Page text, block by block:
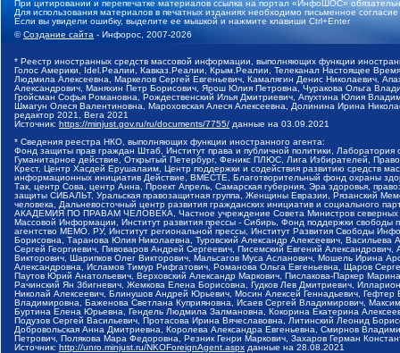
При цитировании и перепечатке материалов ссылка на портал «ИнфоШОС»
Для использования материалов в печатных изданиях необходимо письменное
Если вы увидели ошибку, выделите ее мышкой и нажмите клавиши Ctrl+Enter
©Создание сайта - Инфорос, 2007-2026
* Реестр иностранных средств массовой информации, выполняющих функции
Голос Америки, Idel.Реалии, Кавказ.Реалии, Крым.Реалии, Телеканал Настоящее
Людмила Алексеевна, Маркелов Сергей Евгеньевич, Камалягин Денис Николаевич,
Александрович, Маняхин Петр Борисович, Ярош Юлия Петровна, Чуракова Ольга
Гройсман Софья Романовна, Рождественский Илья Дмитриевич, Апухтина Юлия
Шмагун Олеся Валентиновна, Мароховская Алеся Алексеевна, Долинина Ирина
редактор 2021, Вега 2021
Источник: https://minjust.gov.ru/ru/documents/7755/ данные на 03.09.2021
* Сведения реестра НКО, выполняющих функции иностранного агента:
Фонд защиты прав граждан Штаб, Институт права и публичной политики,
Гуманитарное действие, Открытый Петербург, Феникс ПЛЮС, Лига Избирателей,
Крест, Центр Хасдей Ерушалаим, Центр поддержки и содействия развитию средств
информационных инициатив Действие, ВМЕСТЕ, Благотворительный фонд охраны
Так, центр Сова, центр Анна, Проект Апрель, Самарская губерния, Эра здоровья,
защиты СИБАЛЬТ, Уральская правозащитная группа, Женщины Евразии, Рязанский
человека, Дальневосточный центр развития гражданских инициатив и социального
АКАДЕМИЯ ПО ПРАВАМ ЧЕЛОВЕКА, Частное учреждение Совета Министров северных
Массовой Информации, Институт развития прессы - Сибирь, Фонд поддержки
агентство МЕМО. РУ, Институт региональной прессы, Институт Развития Свободы
Борисовна, Таранова Юлия Николаевна, Туровский Александр Алексеевич,
Сергей Георгиевич, Пивоваров Андрей Сергеевич, Писемский Евгений
Викторович, Шарипков Олег Викторович, Мальсагов Муса Асланович, Мошель Ирина
Александровна, Исламов Тимур Рифгатович, Романова Ольга Евгеньевна, Щаров
Паутов Юрий Анатольевич, Верховский Александр Маркович, Пислакова-Паркер
Рачинский Ян Збигневич, Жемкова Елена Борисовна, Гудков Лев Дмитриевич,
Николай Алексеевич, Блинушов Андрей Юрьевич, Мосин Алексей Геннадьевич,
Владимировна, Баженова Светлана Куприяновна, Исаев Сергей Владимирович,
Буртина Елена Юрьевна, Гендель Людмила Залмановна, Кокорина Екатерина
Подузов Сергей Васильевич, Протасова Ирина Вячеславовна, Литинский Леонид
Добровольская Анна Дмитриевна, Королева Александра Евгеньевна, Смирнов
Петрович, Полякова Мара Федоровна, Резник Генри Маркович, Захаров Герман
Источник: http://unro.minjust.ru/NKOForeignAgent.aspx данные на 28.08.2021